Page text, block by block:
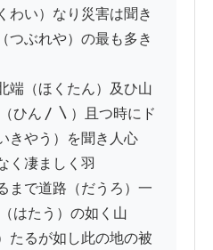
わい）なり災害は聞き
つぶれや）の最も多き
端（ほくたん）及ひ山
ひん〳〵）且つ時にド
きやう）を聞き人心
く凄ましく羽
まで道路（だうろ）一
はたう）の如く山
たるが如し此の地の被